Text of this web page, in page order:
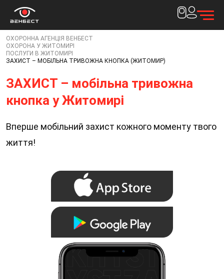
ОХОРОННА АГЕНЦІЯ ВЕНБЕСТ
ОХОРОНА У ЖИТОМИРІ
ПОСЛУГИ В ЖИТОМИРІ
ЗАХИСТ – МОБІЛЬНА ТРИВОЖНА КНОПКА (ЖИТОМИР)
ЗАХИСТ – мобільна тривожна
кнопка у Житомирі
Вперше мобільний захист кожного моменту твого
життя!
Дякуємо за
заявку!
Наш менеджер зв'яжеться з вами протягом 15